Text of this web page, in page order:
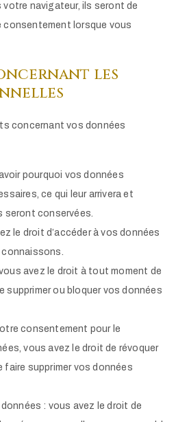
navigateur, ils seront de
consentement lorsque vous
les
concernant vos données
pourquoi vos données
ce qui leur arrivera et
seront conservées.
le droit d’accéder à vos données
connaissons.
avez le droit à tout moment de
supprimer ou bloquer vos données
consentement pour le
vous avez le droit de révoquer
supprimer vos données
: vous avez le droit de